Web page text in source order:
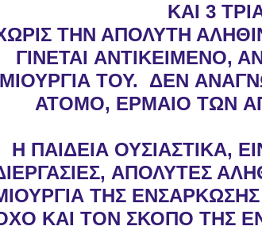
ΚΑΙ 3
ΤΗΝ ΑΠΟΛΥΤΗ
ΓΙΝΕΤΑΙ ΑΝΤΙΚΕΙΜΕΝΟ,
ΤΟΥ. ΔΕΝ
ΑΤΟΜΟ, ΕΡΜΑΙΟ ΤΩΝ
Η ΠΑΙΔΕΙΑ ΟΥΣΙΑΣΤΙΚΑ,
ΑΠΟΛΥΤΕΣ
ΤΗΣ
ΚΑΙ ΤΟΝ ΣΚΟΠΟ ΤΗΣ